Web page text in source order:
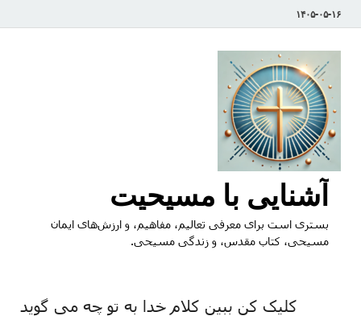
۱۴۰۵-۰۵-۱۶
آشنایی با مسیحیت
بستری است برای معرفی تعالیم، مفاهیم، و ارزش‌های ایمان
مسیحی، کتاب مقدس، و زندگی مسیحی.
کلیک کن ببین کلام خدا به تو چه می گوید